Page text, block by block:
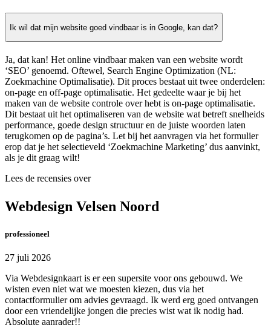
Ik wil dat mijn website goed vindbaar is in Google, kan dat?
Ja, dat kan! Het online vindbaar maken van een website wordt
‘SEO’ genoemd. Oftewel, Search Engine Optimization (NL:
Zoekmachine Optimalisatie). Dit proces bestaat uit twee onderdelen:
on-page en off-page optimalisatie. Het gedeelte waar je bij het
maken van de website controle over hebt is on-page optimalisatie.
Dit bestaat uit het optimaliseren van de website wat betreft snelheids
performance, goede design structuur en de juiste woorden laten
terugkomen op de pagina’s. Let bij het aanvragen via het formulier
erop dat je het selectieveld ‘Zoekmachine Marketing’ dus aanvinkt,
als je dit graag wilt!
Lees de recensies over
Webdesign Velsen Noord
professioneel
27 juli 2026
Via Webdesignkaart is er een supersite voor ons gebouwd. We
wisten even niet wat we moesten kiezen, dus via het
contactformulier om advies gevraagd. Ik werd erg goed ontvangen
door een vriendelijke jongen die precies wist wat ik nodig had.
Absolute aanrader!!